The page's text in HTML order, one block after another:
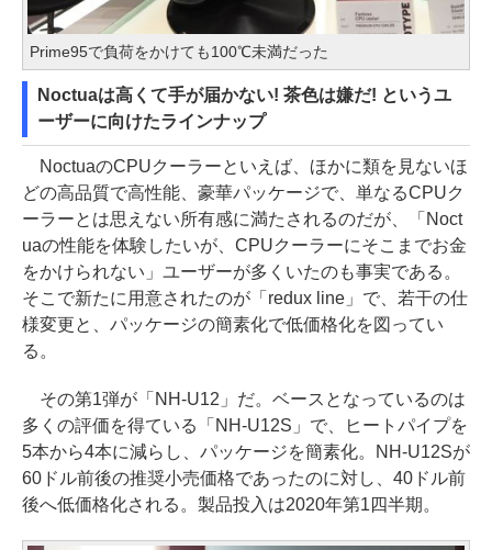
Prime95で負荷をかけても100℃未満だった
Noctuaは高くて手が届かない! 茶色は嫌だ! というユ
ーザーに向けたラインナップ
NoctuaのCPUクーラーといえば、ほかに類を見ないほ
どの高品質で高性能、豪華パッケージで、単なるCPUク
ーラーとは思えない所有感に満たされるのだが、「Noct
uaの性能を体験したいが、CPUクーラーにそこまでお金
をかけられない」ユーザーが多くいたのも事実である。
そこで新たに用意されたのが「redux line」で、若干の仕
様変更と、パッケージの簡素化で低価格化を図ってい
る。
その第1弾が「NH-U12」だ。ベースとなっているのは
多くの評価を得ている「NH-U12S」で、ヒートパイプを
5本から4本に減らし、パッケージを簡素化。NH-U12Sが
60ドル前後の推奨小売価格であったのに対し、40ドル前
後へ低価格化される。製品投入は2020年第1四半期。